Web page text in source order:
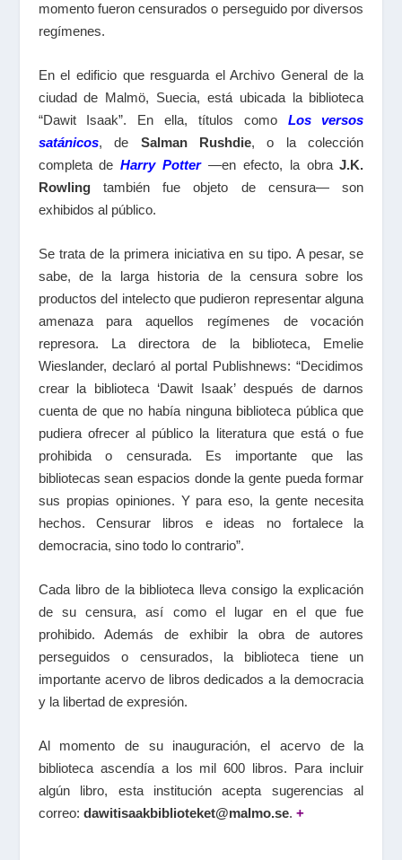
momento fueron censurados o perseguido por diversos
regímenes.
En el edificio que resguarda el Archivo General de la
ciudad de Malmö, Suecia, está ubicada la biblioteca
“Dawit Isaak”. En ella, títulos como Los versos
satánicos, de Salman Rushdie, o la colección
completa deHarry Potter ―en efecto, la obraJ.K.
Rowlingtambién fue objeto de censura― son
exhibidos al público.
Se trata de la primera iniciativa en su tipo. A pesar, se
sabe, de la larga historia de la censura sobre los
productos del intelecto que pudieron representar alguna
amenaza para aquellos regímenes de vocación
represora. La directora de la biblioteca, Emelie
Wieslander, declaró al portal Publishnews: “Decidimos
crear la biblioteca ‘Dawit Isaak’ después de darnos
cuenta de que no había ninguna biblioteca pública que
pudiera ofrecer al público la literatura que está o fue
prohibida o censurada. Es importante que las
bibliotecas sean espacios donde la gente pueda formar
sus propias opiniones. Y para eso, la gente necesita
hechos. Censurar libros e ideas no fortalece la
democracia, sino todo lo contrario”.
Cada libro de la biblioteca lleva consigo la explicación
de su censura, así como el lugar en el que fue
prohibido. Además de exhibir la obra de autores
perseguidos o censurados, la biblioteca tiene un
importante acervo de libros dedicados a la democracia
y la libertad de expresión.
Al momento de su inauguración, el acervo de la
biblioteca ascendía a los mil 600 libros. Para incluir
algún libro, esta institución acepta sugerencias al
correo: dawitisaakbiblioteket@malmo.se. +